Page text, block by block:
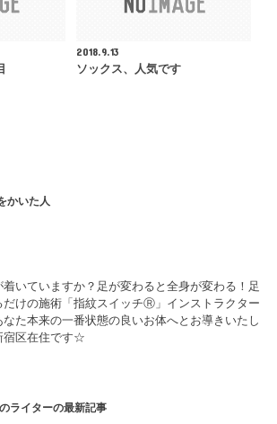
2018.9.13
ソックス、人気です
かいた人
着いていますか？足が変わると全身が変わる！足
だけの施術「指紋スイッチⓇ」インストラクター
なた本来の一番状態の良いお体へとお導きいたし
宿区在住です☆
ライターの最新記事